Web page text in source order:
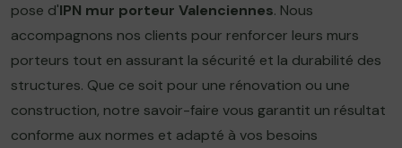
pose d'IPN mur porteur Valenciennes. Nous
accompagnons nos clients pour renforcer leurs murs
porteurs tout en assurant la sécurité et la durabilité des
structures. Que ce soit pour une rénovation ou une
construction, notre savoir-faire vous garantit un résultat
conforme aux normes et adapté à vos besoins